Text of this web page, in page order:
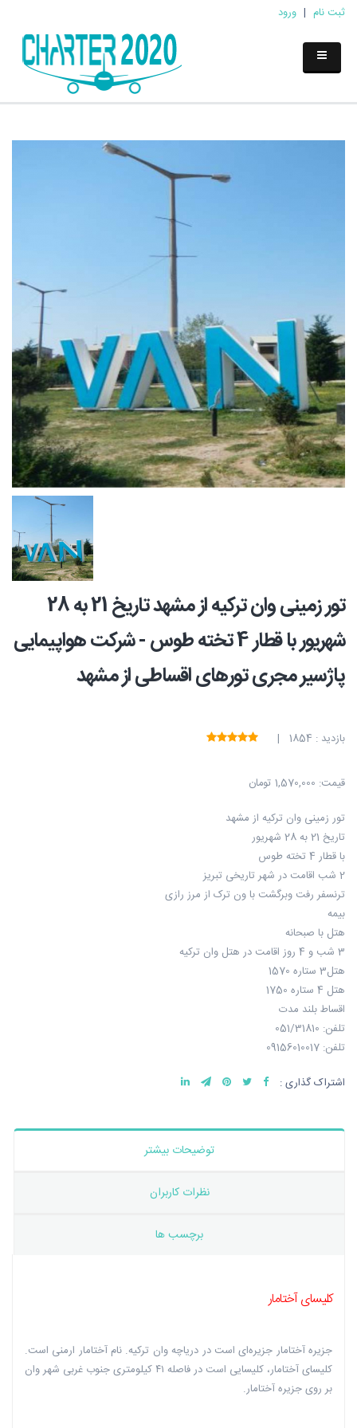
ثبت نام | ورود
تور زمینی وان ترکیه از مشهد تاریخ 21 به 28
شهریور با قطار 4 تخته طوس - شرکت هواپیمایی
پاژسیر مجری تورهای اقساطی از مشهد
بازدید : 1854 |
قیمت: 1,570,000 تومان
تور زمینی وان ترکیه از مشهد
تاریخ 21 به 28 شهریور
با قطار 4 تخته طوس
2 شب اقامت در شهر تاریخی تبریز
ترنسفر رفت وبرگشت با ون ترک از مرز رازی
بیمه
هتل با صبحانه
3 شب و 4 روز اقامت در هتل وان ترکیه
هتل3 ستاره 1570
هتل 4 ستاره 1750
اقساط بلند مدت
تلفن: 051/31810
تلفن: 09156010017
اشتراک گذاری :
توضیحات بیشتر
نظرات کاربران
برچسب ها
کلیسای آختامار ‏
جزیره آختامار جزیره‌ای است در دریاچه وان ترکیه. نام آختامار ارمنی است.
کلیسای آختامار، ‏کلیسایی است در فاصله ۴۱ کیلومتری جنوب غربی شهر وان
بر روی جزیره آختامار.